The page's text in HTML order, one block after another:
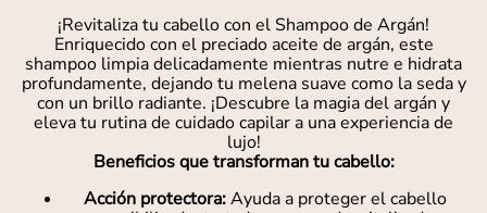
¡Revitaliza tu cabello con el Shampoo de Argán!
Enriquecido con el preciado aceite de argán, este
shampoo limpia delicadamente mientras nutre e hidrata
profundamente, dejando tu melena suave como la seda y
con un brillo radiante. ¡Descubre la magia del argán y
eleva tu rutina de cuidado capilar a una experiencia de
lujo!
Beneficios que transforman tu cabello:
Acción protectora:Ayuda a proteger el cabello